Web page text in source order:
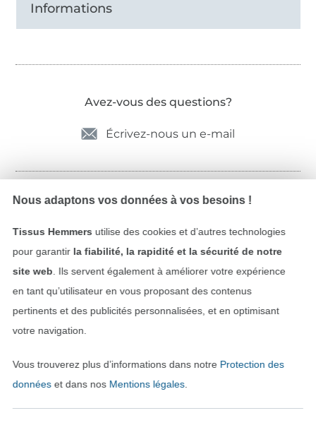
Informations
Avez-vous des questions?
Écrivez-nous un e-mail
Sécurité garantie
Payer avec
Nous adaptons vos données à vos besoins !
Tissus Hemmers utilise des cookies et d’autres technologies
pour garantir la fiabilité, la rapidité et la sécurité de notre
site web . Ils servent également à améliorer votre expérience
en tant qu’utilisateur en vous proposant des contenus
pertinents et des publicités personnalisées, et en optimisant
votre navigation.
Vous trouverez plus d’informations dans notre Protection des
donnéeset dans nos Mentions légales.